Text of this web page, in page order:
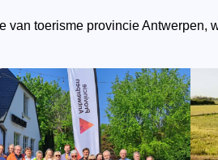
van toerisme provincie Antwerpen,